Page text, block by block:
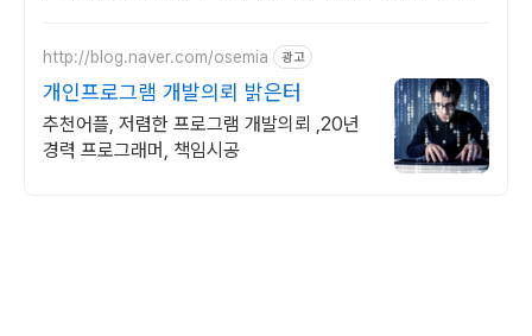
http://blog.naver.com/osemia 광고
개인프로그램 개발의뢰 밝은터
추천어플, 저렴한 프로그램 개발의뢰 ,20년
경력 프로그래머, 책임시공